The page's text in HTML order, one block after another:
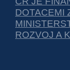
DOTACEMI
ROZVOJ A